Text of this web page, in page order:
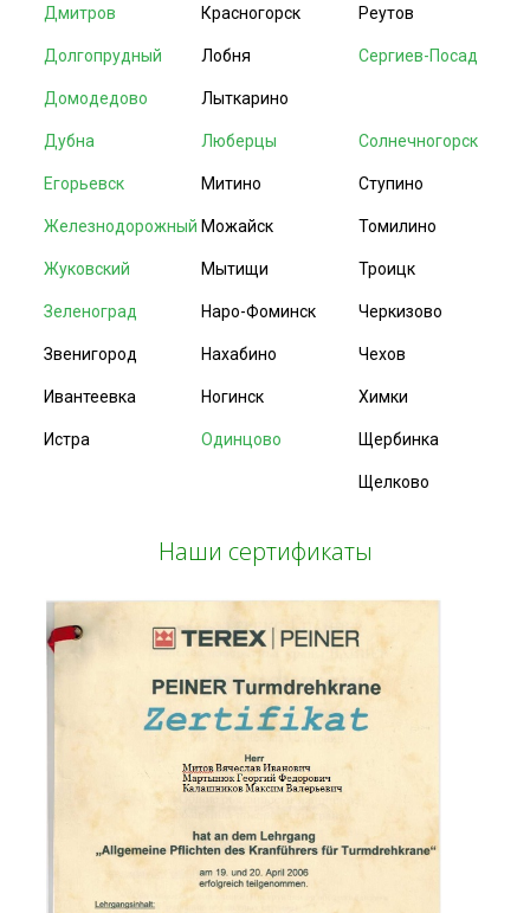
Дмитров
Долгопрудный
Домодедово
Дубна
Егорьевск
Железнодорожный
Жуковский
Зеленоград
Звенигород
Ивантеевка
Истра
Красногорск
Лобня
Лыткарино
Люберцы
Митино
Можайск
Мытищи
Наро-Фоминск
Нахабино
Ногинск
Одинцово
Реутов
Сергиев-Посад
Солнечногорск
Ступино
Томилино
Троицк
Черкизово
Чехов
Химки
Щербинка
Щелково
Наши сертификаты